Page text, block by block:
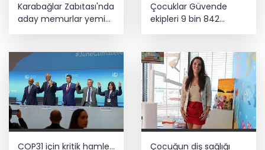
Karabağlar Zabıtası'nda
aday memurlar yemin
etti
Çocuklar Güvende
ekipleri 9 bin 842
çocuğu spora ve
yönlendirdi
COP31 için kritik hamle...
Çocuğun diş sağlığı